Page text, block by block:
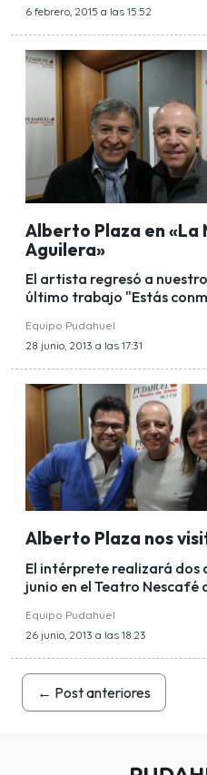
6 febrero, 2015 a las 15:52
Alberto Plaza en «La
Aguilera»
El artista regresó a
último trabajo "Estás
Equipo Pudahuel
28 junio, 2013 a las 17:31
Alberto Plaza nos
El intérprete realizará dos
junio en el Teatro Nescafé
Equipo Pudahuel
26 junio, 2013 a las 18:23
← Post anteriores